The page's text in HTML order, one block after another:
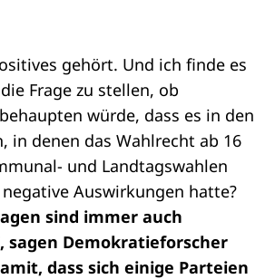
gehört. Und ich finde es
Frage zu stellen, ob
würde, dass es in den
in denen das Wahlrecht ab 16
und Landtagswahlen
Auswirkungen hatte?
sind immer auch
sagen Demokratieforscher
dass sich einige Parteien